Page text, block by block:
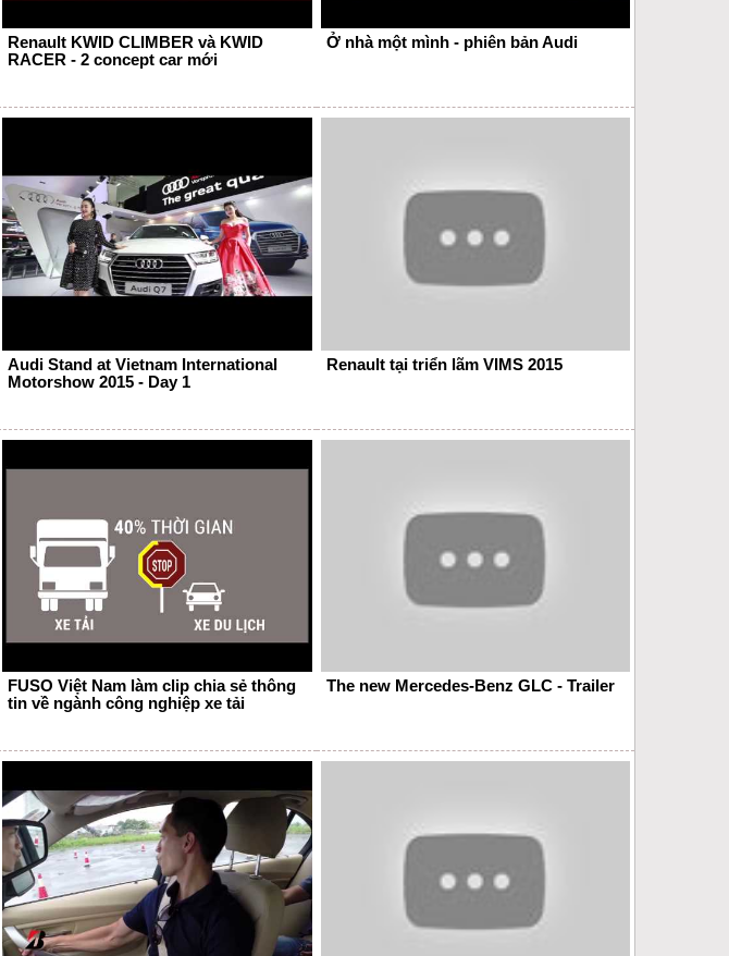
Renault KWID CLIMBER và KWID
RACER - 2 concept car mới
Ở nhà một mình - phiên bản Audi
Audi Stand at Vietnam International
Motorshow 2015 - Day 1
Renault tại triển lãm VIMS 2015
FUSO Việt Nam làm clip chia sẻ thông
tin về ngành công nghiệp xe tải
The new Mercedes-Benz GLC - Trailer